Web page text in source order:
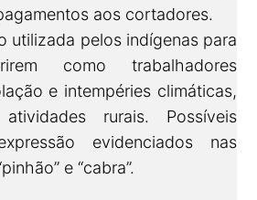
aos cortadores.
utilizada pelos indígenas para
como trabalhadores
e intempéries climáticas,
rurais. Possíveis
evidenciados nas
e “cabra”.